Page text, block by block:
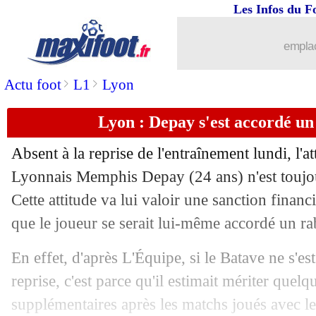
Actu foot> L1 > Lyon
Les Infos du
Lyon : Depay s'est accordé
Absent à la reprise de l'entraînement lundi,
Lyonnais Memphis Depay (24 ans) n'est
Cette attitude va lui valoir une sanction
que le joueur se serait lui-même accordé un
En effet, d'après L'Équipe, si le Batave ne
reprise, c'est parce qu'il estimait mériter
supplémentaires après les matchs joués avec
: Bostock recruté (officiel)
05/07 Caen: Tchokounté en approche ?
: Cavani à l'entraînement de
05/07 Barça: encore une pépite sur le
05/07 Lyon: 45 M€ refusés pour Ndombélé
05/07 Belgique : V. Kompany - "on n'a pas
05/07 ASSE: un prêt d'Ounas imminent ?
05/07 UEFA: de nouvelles règles en C1 et